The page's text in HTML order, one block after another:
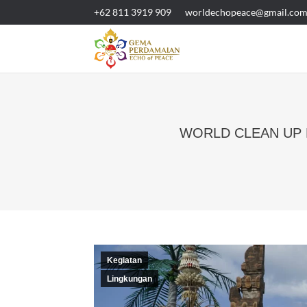
+62 811 3919 909 worldechopeace@gmail.com
WORLD CLEAN
Kegiatan
Lingkungan